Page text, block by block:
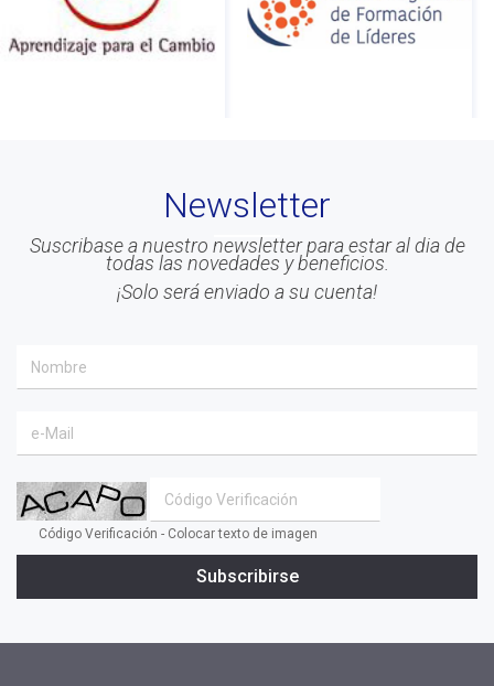
Newsletter
Suscribase a nuestro newsletter para estar al dia de
todas las novedades y beneficios.
¡Solo será enviado a su cuenta!
Código Verificación - Colocar texto de imagen
Subscribirse